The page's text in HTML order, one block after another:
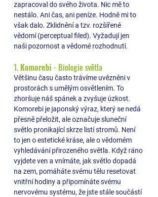
zapracoval do svého života. Nic mě to
nestálo. Ani čas, ani peníze. Hodně mi to
však dalo. Zklidnění a tzv. rozšířené
vědomí (perceptual filed). Vyžadují jen
naši pozornost a vědomé rozhodnutí.
1. Komorebi - Biologie světla
Většinu času často trávíme uvězněni v
prostorách s umělým osvětlením. To
zhoršuje náš spánek a zvyšuje úzkost.
Komorebi je japonský výraz, který se nedá
přesně přeložit, ale označuje sluneční
světlo pronikající skrze listí stromů. Není
to jen o estetické kráse, ale o vědomém
vyhledávání přirozeného světla. Když ráno
vyjdete ven a vnímáte, jak světlo dopadá
na zem, pomáháte svému tělu resetovat
vnitřní hodiny a připomínáte svému
nervovému systému, že jste stále součástí